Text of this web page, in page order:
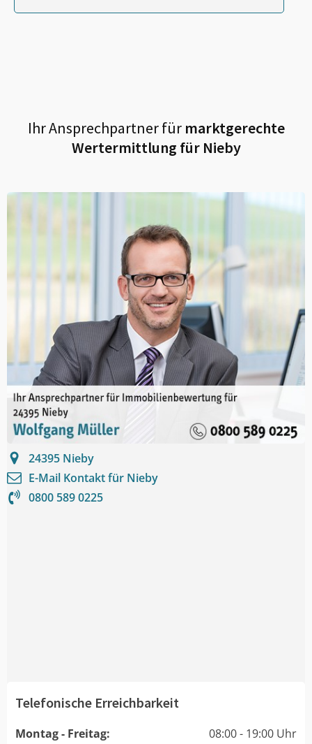
Ihr Ansprechpartner fürmarktgerechte
Wertermittlung für Nieby
24395 Nieby
E-Mail Kontakt für Nieby
0800 589 0225
Telefonische Erreichbarkeit
Montag - Freitag:
08:00 - 19:00 Uhr